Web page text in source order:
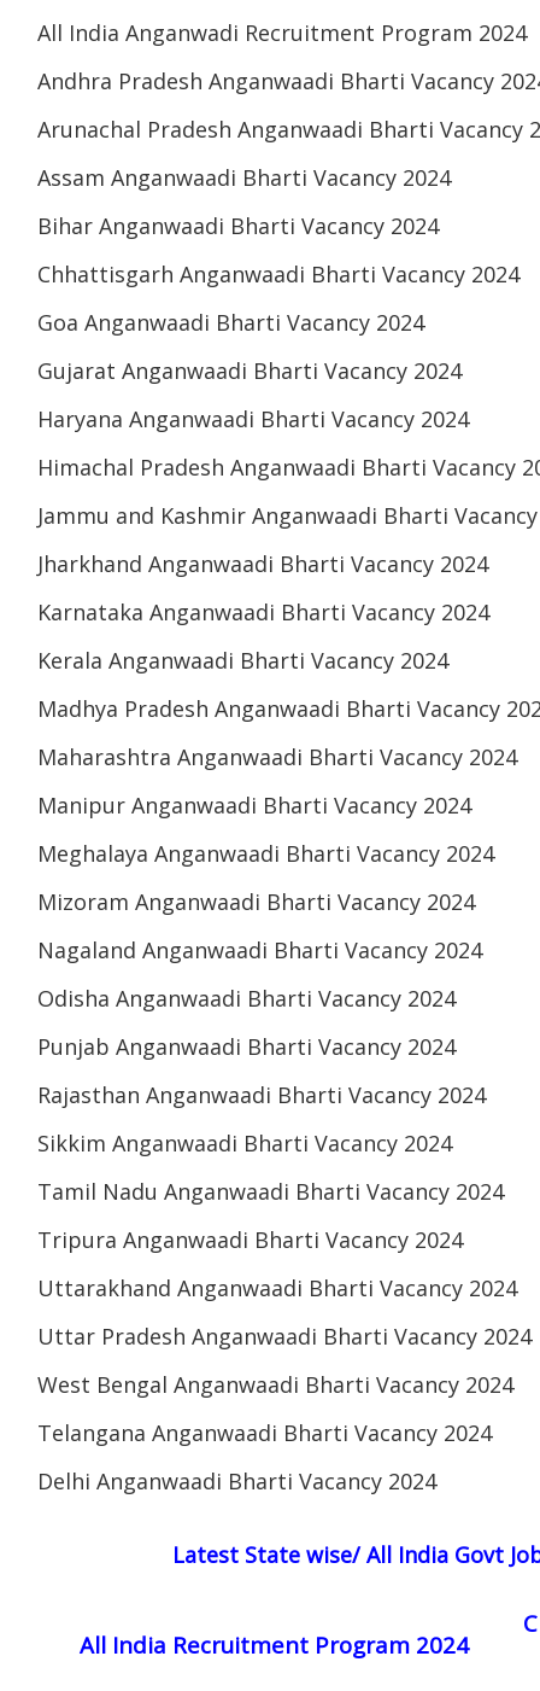
All India Anganwadi Recruitment Program 2024
Andhra Pradesh Anganwaadi Bharti Vacancy
Arunachal Pradesh Anganwaadi Bharti Vacancy
Assam Anganwaadi Bharti Vacancy 2024
Bihar Anganwaadi Bharti Vacancy 2024
Chhattisgarh Anganwaadi Bharti Vacancy 2024
Goa Anganwaadi Bharti Vacancy 2024
Gujarat Anganwaadi Bharti Vacancy 2024
Haryana Anganwaadi Bharti Vacancy 2024
Himachal Pradesh Anganwaadi Bharti Vacancy
Jammu and Kashmir Anganwaadi Bharti
Jharkhand Anganwaadi Bharti Vacancy 2024
Karnataka Anganwaadi Bharti Vacancy 2024
Kerala Anganwaadi Bharti Vacancy 2024
Madhya Pradesh Anganwaadi Bharti Vacancy
Maharashtra Anganwaadi Bharti Vacancy 2024
Manipur Anganwaadi Bharti Vacancy 2024
Meghalaya Anganwaadi Bharti Vacancy 2024
Mizoram Anganwaadi Bharti Vacancy 2024
Nagaland Anganwaadi Bharti Vacancy 2024
Odisha Anganwaadi Bharti Vacancy 2024
Punjab Anganwaadi Bharti Vacancy 2024
Rajasthan Anganwaadi Bharti Vacancy 2024
Sikkim Anganwaadi Bharti Vacancy 2024
Tamil Nadu Anganwaadi Bharti Vacancy 2024
Tripura Anganwaadi Bharti Vacancy 2024
Uttarakhand Anganwaadi Bharti Vacancy 2024
Uttar Pradesh Anganwaadi Bharti Vacancy 2024
West Bengal Anganwaadi Bharti Vacancy 2024
Telangana Anganwaadi Bharti Vacancy 2024
Delhi Anganwaadi Bharti Vacancy 2024
Latest State wise/ All India Govt
All India Recruitment Program 2024